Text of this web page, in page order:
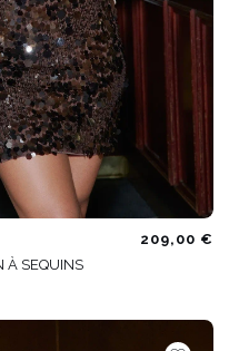
209,00 €
À SEQUINS